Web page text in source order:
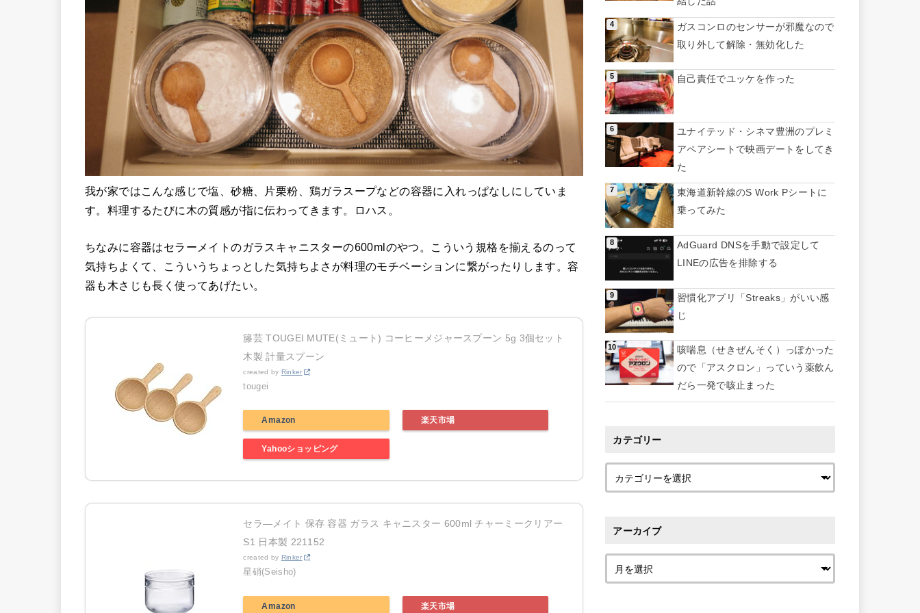
我が家ではこんな感じで塩、砂糖、片栗粉、鶏ガラスープなどの容器に入れっぱなしにしていま
す。料理するたびに木の質感が指に伝わってきます。ロハス。
ちなみに容器はセラーメイトのガラスキャニスターの600mlのやつ。こういう規格を揃えるのって
気持ちよくて、こういうちょっとした気持ちよさが料理のモチベーションに繋がったりします。容
器も木さじも長く使ってあげたい。
籐芸 TOUGEI MUTE(ミュート) コーヒーメジャースプーン 5g 3個セット
木製 計量スプーン
created by Rinker
tougei
Amazon 楽天市場
Yahooショッピング
セラ―メイト 保存 容器 ガラス キャニスター 600ml チャーミークリアー
S1 日本製 221152
created by Rinker
星硝(Seisho)
Amazon 楽天市場
ガスコンロのセンサーが邪魔なので
取り外して解除・無効化した
自己責任でユッケを作った
ユナイテッド・シネマ豊洲のプレミ
アペアシートで映画デートをしてき
た
東海道新幹線のS Work Pシートに
乗ってみた
AdGuard DNSを手動で設定して
LINEの広告を排除する
習慣化アプリ「Streaks」がいい感
じ
咳喘息（せきぜんそく）っぽかった
ので「アスクロン」っていう薬飲ん
だら一発で咳止まった
カテゴリー
アーカイブ